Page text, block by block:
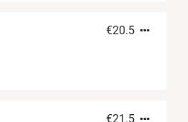
€20.5
€21.5